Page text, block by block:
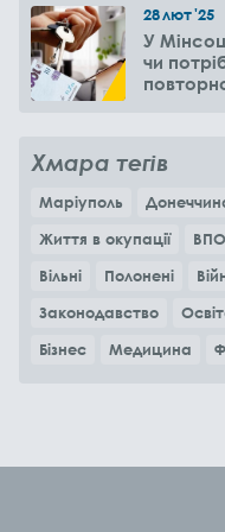
28лют'25
У
чи
Хмара тегів
Маріуполь
Життя в окупації
ВПО
Вільні
Полонені
Законодавство
Бізнес
Медицина